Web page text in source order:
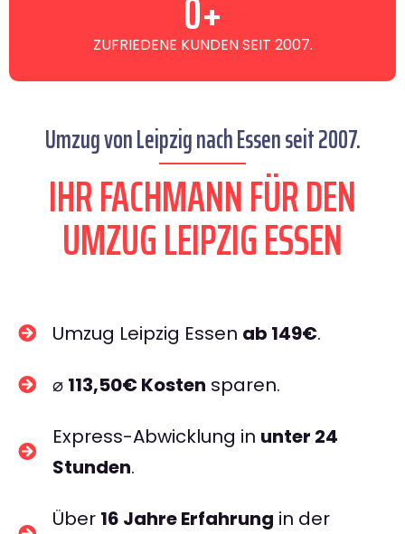
ZUFRIEDENE KUNDEN SEIT 2007.
Umzug von Leipzig nach Essen seit 2007.
IHR FACHMANN FÜR DEN
UMZUG LEIPZIG ESSEN
Umzug Leipzig Essen ab 149€.
⌀ 113,50€ Kosten sparen.
Express-Abwicklung in unter 24
Stunden.
Über 16 Jahre Erfahrung in der